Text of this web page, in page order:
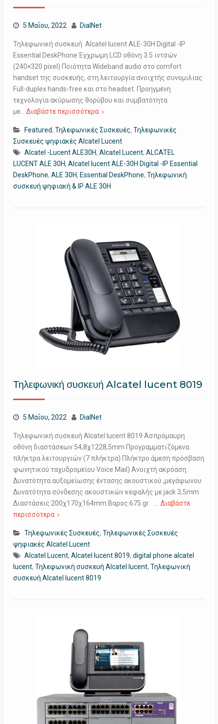
5 Μαΐου, 2022 DialNet
Τηλεφωνική συσκευή Alcatel lucent ALE-30H Digital -IP
Essential DeskPhone Έγχρωμη LCD οθόνη 3.5 ιντσών
(240×320 pixel) Ποιότητα Wideband audio στο comfort
handset της συσκευής, στη λειτουργία ανοιχτής συνομιλίας
Full-duplex hands-free και στο headset. Προηγμένη
τεχνολογία ακύρωσης θορύβου και συμβατότητα
με… Διαβάστε περισσότερα
Featured, Τηλεφωνικές Συσκευές, Τηλεφωνικές
Συσκευές ψηφιακές Alcatel Lucent
Alcatel -Lucent ALE30H, Alcatel Lucent, ALCATEL
LUCENT ALE 30H, Alcatel lucent ALE-30H Digital -IP Essential
DeskPhone, ALE 30H, Essential DeskPhone, Τηλεφωνική
συσκευή ψηφιακή & IP ALE 30H
Τηλεφωνική συσκευή Alcatel lucent 8019
5 Μαΐου, 2022 DialNet
Τηλεφωνική συσκευή Alcatel lucent 8019 Ασπρόμαυρη
οθόνη διαστάσεων 54,8χ1228,5mm Προγραμματιζόμενα
πλήκτρα λειτουργιών (7 πλήκτρα) Πλήκτρο άμεση πρόσβαση
φωνητικού ταχυδρομείου Voice Mail) Ανοιχτή ακρόαση
Δυνατότητα αυξομείωσης έντασης ακουστικού ,μεγάφωνου
Δυνατότητα σύνδεσης ακουστικών κεφαλής με jack 3,5mm
Διαστάσεις:200χ170χ164mm Βαρος:675 gr … Διαβάστε
περισσότερα
Τηλεφωνικές Συσκευές, Τηλεφωνικές Συσκευές
ψηφιακές Alcatel Lucent
Alcatel Lucent, Alcatel lucent 8019, digital phone alcatel
lucent, Τηλεφωνική συσκευή Alcatel lucent, Τηλεφωνική
συσκευή Alcatel lucent 8019